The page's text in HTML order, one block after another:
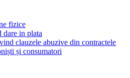
fizice
in plata
clauzele abuzive din contractele
și consumatori